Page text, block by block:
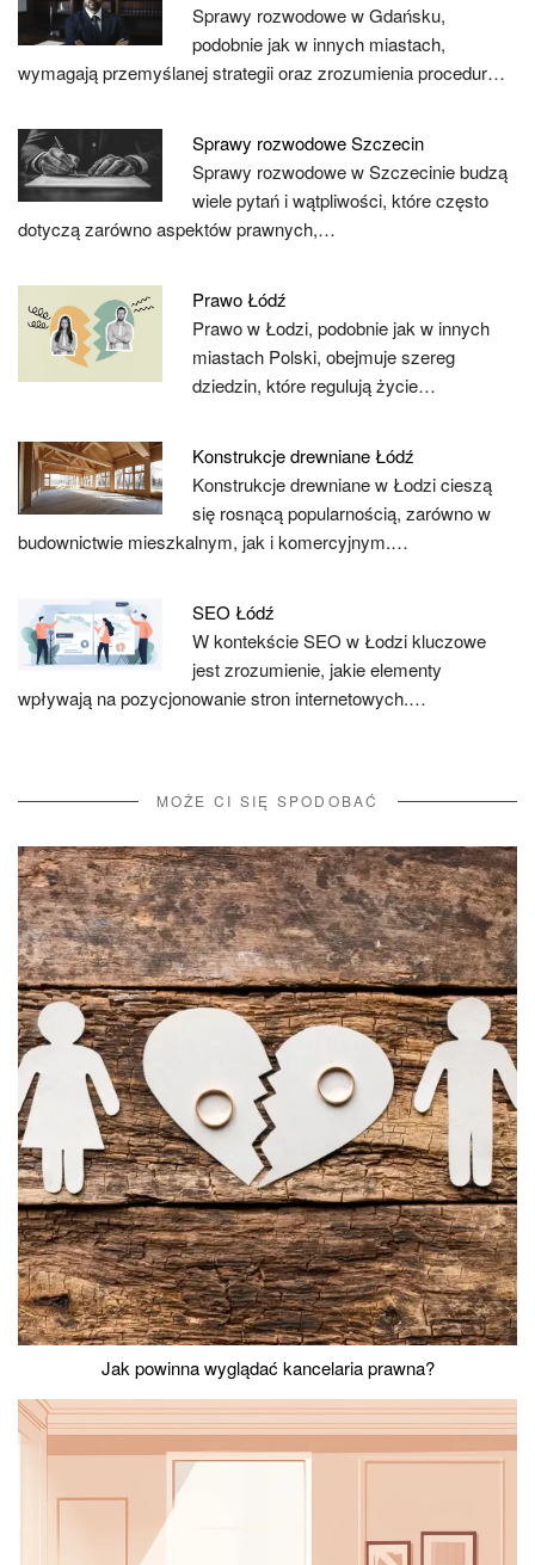
Sprawy rozwodowe w Gdańsku,
podobnie jak w innych miastach,
wymagają przemyślanej strategii oraz zrozumienia procedur…
Sprawy rozwodowe Szczecin
Sprawy rozwodowe w Szczecinie budzą
wiele pytań i wątpliwości, które często
dotyczą zarówno aspektów prawnych,…
Prawo Łódź
Prawo w Łodzi, podobnie jak w innych
miastach Polski, obejmuje szereg
dziedzin, które regulują życie…
Konstrukcje drewniane Łódź
Konstrukcje drewniane w Łodzi cieszą
się rosnącą popularnością, zarówno w
budownictwie mieszkalnym, jak i komercyjnym.…
SEO Łódź
W kontekście SEO w Łodzi kluczowe
jest zrozumienie, jakie elementy
wpływają na pozycjonowanie stron internetowych.…
MOŻE CI SIĘ SPODOBAĆ
Jak powinna wyglądać kancelaria prawna?